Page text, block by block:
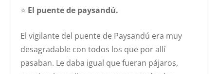
⭐️ El puente de paysandú.
El vigilante del puente de Paysandú era muy
desagradable con todos los que por allí
pasaban. Le daba igual que fueran pájaros,